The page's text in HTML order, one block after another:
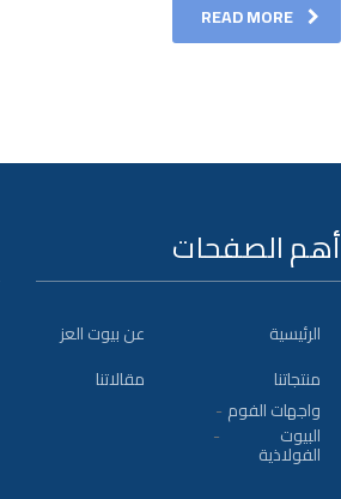
READ MORE
أهم الصفحات
الرئيسية
عن بيوت العز
منتجاتنا
واجهات الفوم
البيوت
الفولاذية
مقالاتنا